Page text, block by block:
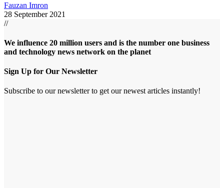
Fauzan Imron
28 September 2021
//
We influence 20 million users and is the number one business
and technology news network on the planet
Sign Up for Our Newsletter
Subscribe to our newsletter to get our newest articles instantly!